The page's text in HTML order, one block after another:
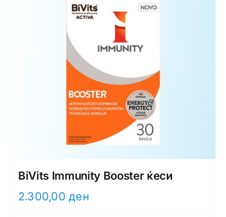
BiVits Immunity Booster ќеси
2.300,00ден